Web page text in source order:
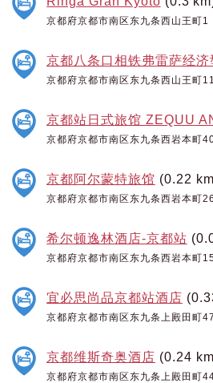
京都府京都市南区东九条西山王町1
京都八条口相铁弗雷萨经济
京都府京都市南区东九条西山王町11
京都站日式旅馆 ZEQUU
京都府京都市南区东九条西岩本町
京都阿尔蒙特旅馆 (0.22
京都府京都市南区东九条西岩本町
希尔顿逸林酒店-京都站
京都府京都市南区东九条西岩本町
宜必思尚品京都站酒店
京都府京都市南区东九条上殿田町47
京都维斯奇奥酒店 (0.24
京都府京都市南区东九条上殿田町